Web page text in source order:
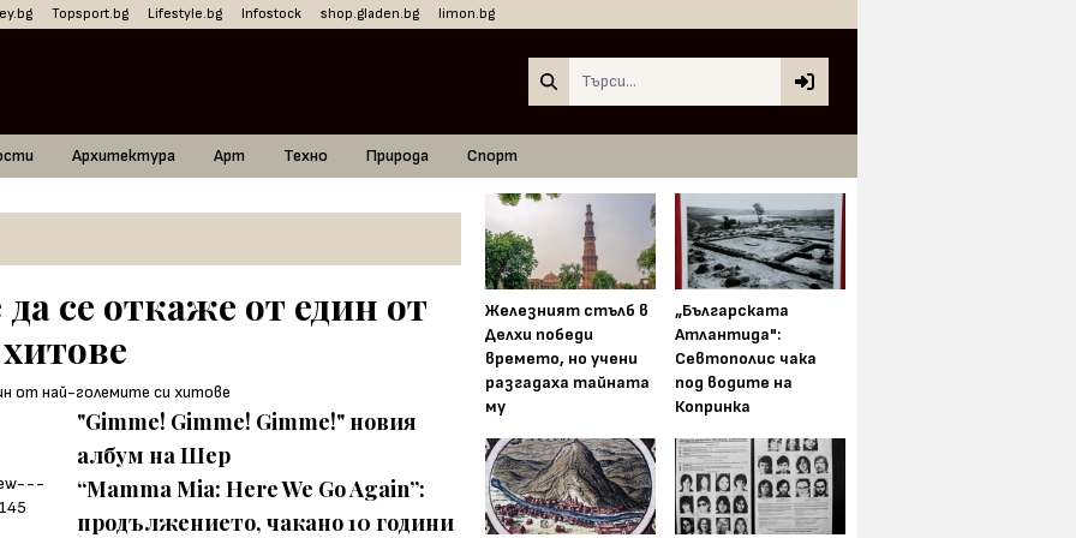
Topsport.bg Lifestyle.bg Infostock shop.gladen.bg limon.bg
Архитектура Арт Техно Природа Спорт
се откаже от един от
"Gimme! Gimme! Gimme!" новия
албум на Шер
“Mamma Mia: Here We Go Again”:
продължението, чакано 10 години
Железният стълб в
Делхи победи
времето, но учени
разгадаха тайната
му
„Българската
Атлантида":
Севтополис чака
под водите на
Копринка